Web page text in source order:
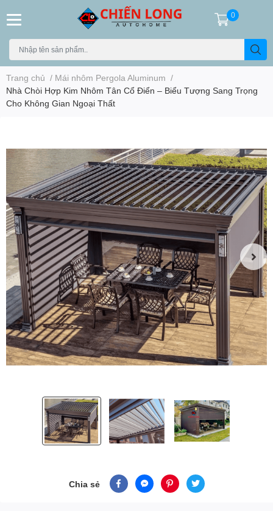
0
Trang chủ / Mái nhôm Pergola Aluminum /
Nhà Chòi Hợp Kim Nhôm Tân Cổ Điển – Biểu Tượng Sang Trọng
Cho Không Gian Ngoại Thất
Chia sẻ